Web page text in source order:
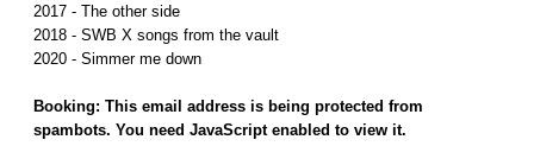
2017 - The other side
2018 - SWB X songs from the vault
2020 - Simmer me down
Booking: This email address is being protected from
spambots. You need JavaScript enabled to view it.